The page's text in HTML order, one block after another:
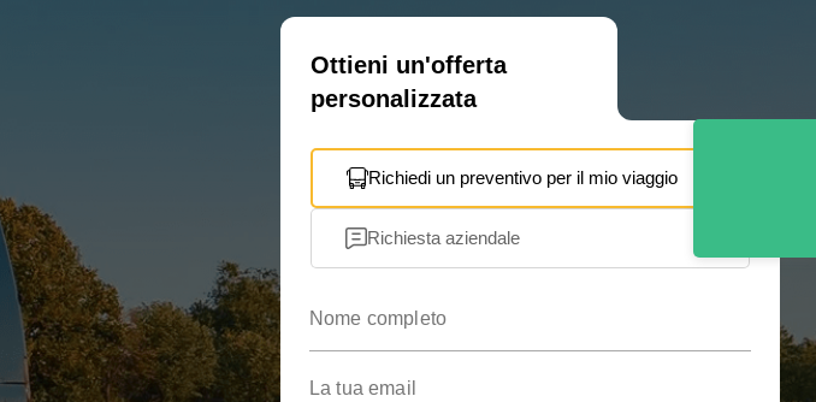
Ottieni un'offerta
personalizzata
Richiedi un preventivo per il mio viaggio
Richiesta aziendale